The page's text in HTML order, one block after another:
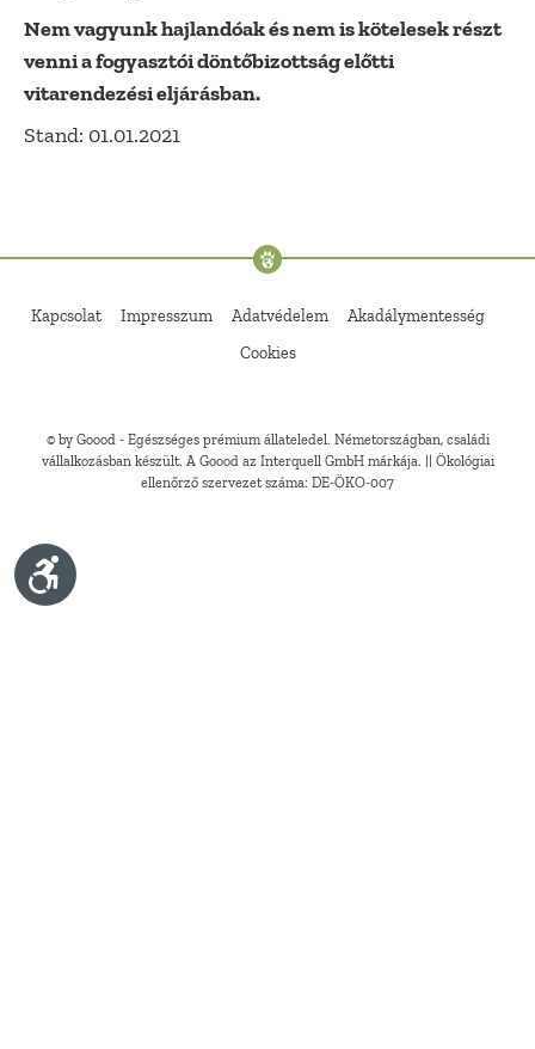
Nem vagyunk hajlandóak és nem is kötelesek részt
venni a fogyasztói döntőbizottság előtti
vitarendezési eljárásban.
Stand: 01.01.2021
Kapcsolat Impresszum Adatvédelem Akadálymentesség
Cookies
© by Goood - Egészséges prémium állateledel. Németországban, családi
vállalkozásban készült. A Goood az Interquell GmbH márkája. || Ökológiai
ellenőrző szervezet száma: DE-ÖKO-007
Show toolbar